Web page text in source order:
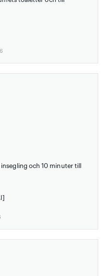
och 10 minuter till